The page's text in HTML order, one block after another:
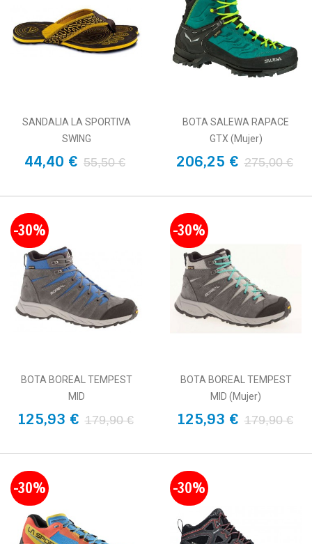
SANDALIA LA SPORTIVA
SWING
44,40 € 55,50 €
BOTA SALEWA RAPACE
GTX (mujer)
206,25 € 275,00 €
-30%
BOTA BOREAL TEMPEST
MID
125,93 € 179,90 €
-30%
BOTA BOREAL TEMPEST
MID (Mujer)
125,93 € 179,90 €
-30% -30%